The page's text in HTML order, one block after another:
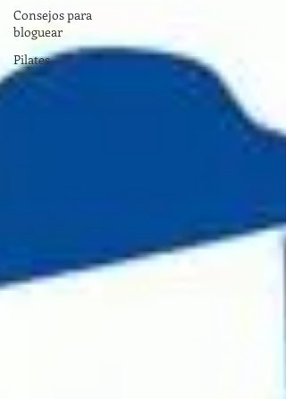
Consejos para
bloguear
Pilates